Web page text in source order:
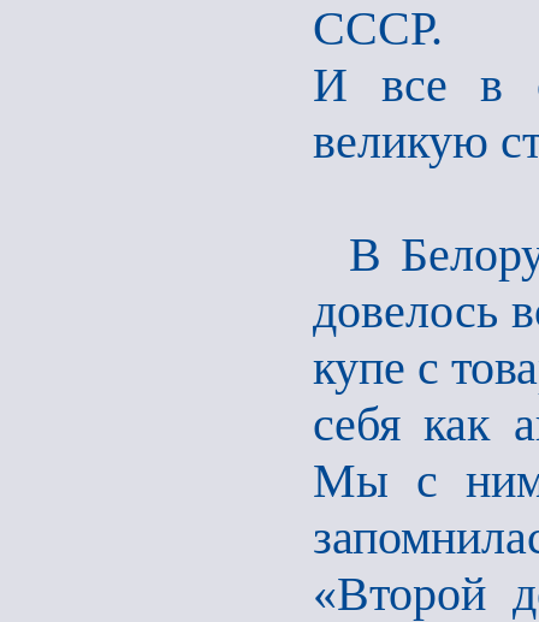
СССР.
И все в
великую
В
довелось
купе с
себя как
Мы с ним
«Второй